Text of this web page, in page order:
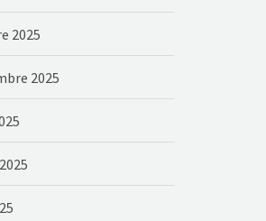
2025
2025